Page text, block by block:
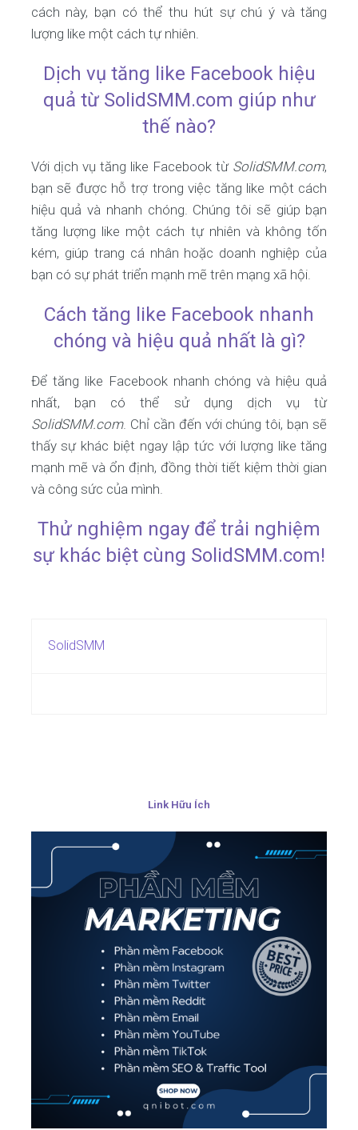
cách này, bạn có thể thu hút sự chú ý và tăng
lượng like một cách tự nhiên.
Dịch vụ tăng like Facebook hiệu
quả từ SolidSMM.com giúp như
thế nào?
Với dịch vụ tăng like Facebook từ SolidSMM.com,
bạn sẽ được hỗ trợ trong việc tăng like một cách
hiệu quả và nhanh chóng. Chúng tôi sẽ giúp bạn
tăng lượng like một cách tự nhiên và không tốn
kém, giúp trang cá nhân hoặc doanh nghiệp của
bạn có sự phát triển mạnh mẽ trên mạng xã hội.
Cách tăng like Facebook nhanh
chóng và hiệu quả nhất là gì?
Để tăng like Facebook nhanh chóng và hiệu quả
nhất, bạn có thể sử dụng dịch vụ từ
SolidSMM.com. Chỉ cần đến với chúng tôi, bạn sẽ
thấy sự khác biệt ngay lập tức với lượng like tăng
mạnh mẽ và ổn định, đồng thời tiết kiệm thời gian
và công sức của mình.
Thử nghiệm ngay để trải nghiệm
sự khác biệt cùng SolidSMM.com!
SolidSMM
Link Hữu Ích